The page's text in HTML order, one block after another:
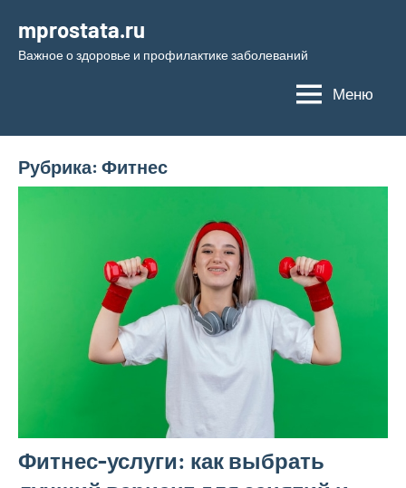
содержимому
mprostata.ru
Важное о здоровье и профилактике заболеваний
Меню
Рубрика: Фитнес
Фитнес-услуги: как выбрать